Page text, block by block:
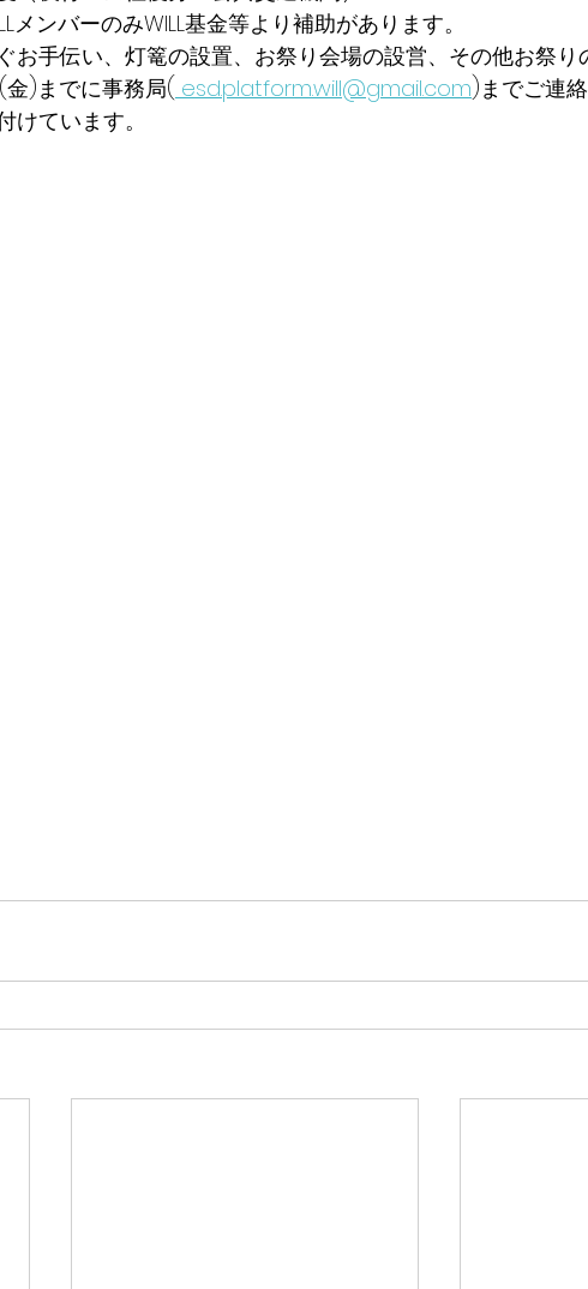
ンバーのみWILL基金等より補助があります。
お手伝い、灯篭の設置、お祭り会場の設営、その他お祭り
)までに事務局( esd.platform.will@gmail.com)までご連
ています。